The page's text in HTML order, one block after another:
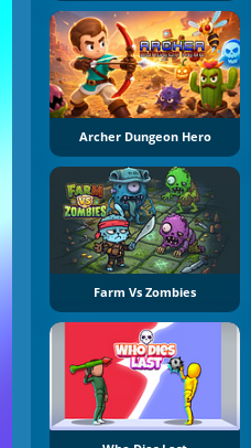
Archer Dungeon Hero
Farm Vs Zombies